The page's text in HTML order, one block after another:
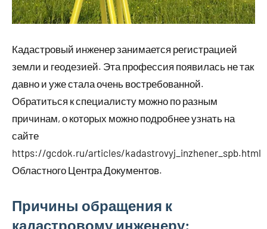
Кадастровый инженер занимается регистрацией
земли и геодезией. Эта профессия появилась не так
давно и уже стала очень востребованной.
Обратиться к специалисту можно по разным
причинам, о которых можно подробнее узнать на
сайте
https://gcdok.ru/articles/kadastrovyj_inzhener_spb.html
Областного Центра Документов.
Причины обращения к
кадастровому инженеру: